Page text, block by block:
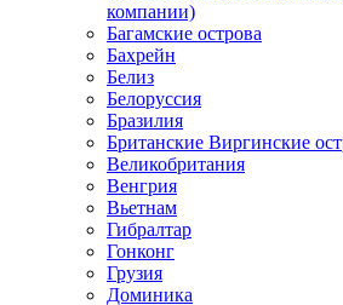
компании)
Багамские острова
Бахрейн
Белиз
Белоруссия
Бразилия
Британские Виргинские
Великобритания
Венгрия
Вьетнам
Гибралтар
Гонконг
Грузия
Доминика